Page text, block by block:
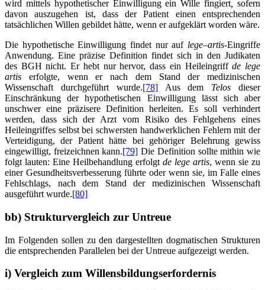
wird mittels hypothetischer Einwilligung ein Wille fingiert ,sofern
davon auszugehen ist, dass der Patient einen entsprechenden
tatsächlichen Willen gebildet hätte, wenn er aufgeklärt worden wäre.
Die hypothetische Einwilligung findet nur auf lege–artis-Eingriffe
Anwendung. Eine präzise Definition findet sich in den Judikaten
des BGH nicht. Er hebt nur hervor, dass ein Heileingriffde lege
artis erfolgte, wenn er nach dem Stand der medizinischen
Wissenschaft durchgeführt wurde.[78]Aus dem Telos dieser
Einschränkung der hypothetischen Einwilligung lässt sich aber
unschwer eine präzisere Definition herleiten. Es soll verhindert
werden, dass sich der Arzt vom Risiko des Fehlgehens eines
Heileingriffes selbst bei schwersten handwerklichen Fehlern mit der
Verteidigung, der Patient hätte bei gehöriger Belehrung gewiss
eingewilligt, freizeichnen kann.[79] Die Definition sollte mithin wie
folgt lauten: Eine Heilbehandlung erfolgt de lege artis, wenn sie zu
einer Gesundheitsverbesserung führte oder wenn sie, im Falle eines
Fehlschlags, nach dem Stand der medizinischen Wissenschaft
ausgeführt wurde.[80]
bb) Strukturvergleich zur Untreue
Im Folgenden sollen zu den dargestellten dogmatischen Strukturen
die entsprechenden Parallelen bei der Untreue aufgezeigt werden.
i) Vergleich zum Willensbildungserfordernis